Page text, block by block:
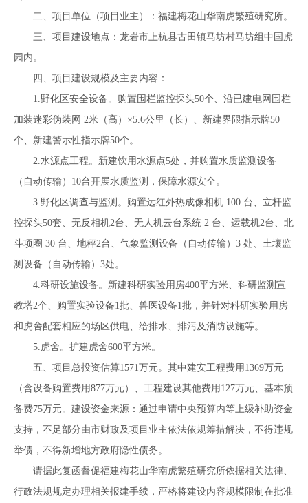
二、项目单位（项目业主）：福建梅花山华南虎繁殖研究所。
三、项目建设地点：龙岩市上杭县古田镇马坊村马坊组中国虎
园内。
四、项目建设规模及主要内容：
1.野化区安全设备。购置围栏监控探头50个、沿已建电网围栏
加装迷彩伪装网 2米（高）×5.6公里（长）、新建界限指示牌50
个、新建警示性指示牌50个。
2.水源点工程。新建饮用水源点5处，并购置水质监测设备
（自动传输）10台开展水质监测，保障水源安全。
3.野化区调查与监测。购置远红外热成像相机 100 台、立杆监
控探头50套、无反相机2台、无人机云台系统 2 台、运载机2台、北
斗项圈 30 台、地秤2台、气象监测设备（自动传输）3 处、土壤监
测设备（自动传输）3处。
4.科研设施设备。新建科研实验用房400平方米、科研监测宣
教塔2个、购置实验设备1批、兽医设备1批，并针对科研实验用房
和虎舍配套相应的场区供电、给排水、排污及消防设施等。
5.虎舍。扩建虎舍600平方米。
五、项目总投资估算1571万元。其中建安工程费用1369万元
（含设备购置费用877万元）、工程建设其他费用127万元、基本预
备费75万元。建设资金来源：通过申请中央预算内等上级补助资金
支持，不足部分由市财政及项目业主依法依规筹措解决，不得违规
举债，不得新增地方政府隐性债务。
请据此复函督促福建梅花山华南虎繁殖研究所依据相关法律、
行政法规规定办理相关报建手续，严格将建设内容规模限制在批准